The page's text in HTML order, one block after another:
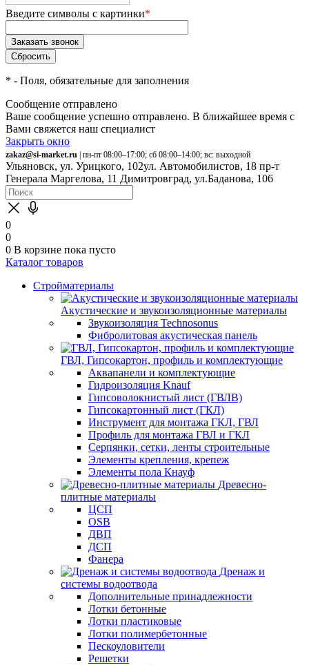
Введите символы с картинки*
* - Поля, обязательные для заполнения
Сообщение отправлено
Ваше сообщение успешно отправлено. В ближайшее время с
Вами свяжется наш специалист
Закрыть окно
zakaz@si-market.ru | пн-пт 08:00–17:00; сб 08:00–14:00; вс: выходной
Ульяновск, ул. Урицкого, 102ул. Автомобилистов, 18 пр-т
Генерала Маргелова, 11 Димитровград, ул.Баданова, 106
0
0
0 В корзине пока пусто
Каталог товаров
Стройматериалы
Акустические и звукоизоляционные материалы
Звукоизоляция Technosonus
Фибролитовая акустическая панель
ГВЛ, Гипсокартон, профиль и комплектующие
Аквапанели и комплектующие
Гидроизоляция Knauf
Гипсоволокнистый лист (ГВЛВ)
Гипсокартонный лист (ГКЛ)
Инструмент для монтажа ГКЛ, ГВЛ
Профиль для монтажа ГВЛ и ГКЛ
Серпянки, сетки, ленты строительные
Элементы крепления, крепеж
Элементы пола Кнауф
Древесно-
плитные материалы
ЦСП
OSB
ДВП
ДСП
Фанера
Дренаж и
системы водоотвода
Дополнительные принадлежности
Лотки бетонные
Лотки пластиковые
Лотки полимербетонные
Пескоуловители
Решетки